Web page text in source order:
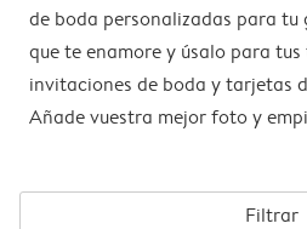
de boda personalizadas para tu
que te enamore y úsalo para
invitaciones de boda y tarjetas
Añade vuestra mejor foto y
Filtrar